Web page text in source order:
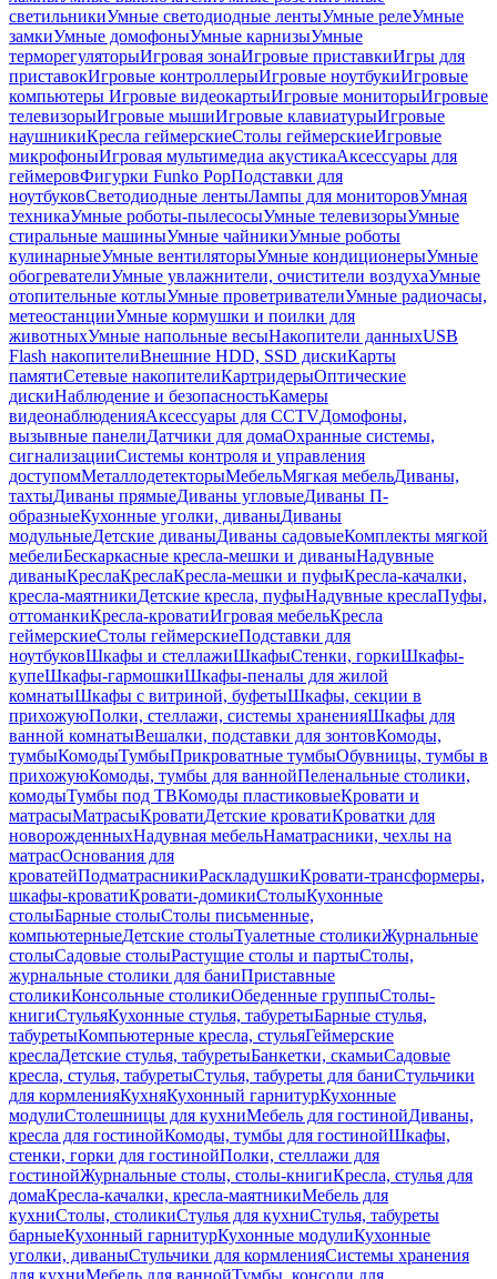
светильникиУмные светодиодные лентыУмные релеУмные
замкиУмные домофоныУмные карнизыУмные
терморегуляторыИгровая зонаИгровые приставкиИгры для
приставокИгровые контроллерыИгровые ноутбукиИгровые
компьютеры Игровые видеокартыИгровые мониторыИгровые
телевизорыИгровые мышиИгровые клавиатурыИгровые
наушникиКресла геймерскиеСтолы геймерскиеИгровые
микрофоныИгровая мультимедиа акустикаАксессуары для
геймеровФигурки Funko PopПодставки для
ноутбуковСветодиодные лентыЛампы для мониторовУмная
техникаУмные роботы-пылесосыУмные телевизорыУмные
стиральные машиныУмные чайникиУмные роботы
кулинарныеУмные вентиляторыУмные кондиционерыУмные
обогревателиУмные увлажнители, очистители воздухаУмные
отопительные котлыУмные проветривателиУмные радиочасы,
метеостанцииУмные кормушки и поилки для
животныхУмные напольные весыНакопители данныхUSB
Flash накопителиВнешние HDD, SSD дискиКарты
памятиСетевые накопителиКартридерыОптические
дискиНаблюдение и безопасностьКамеры
видеонаблюденияАксессуары для CCTVДомофоны,
вызывные панелиДатчики для домаОхранные системы,
сигнализацииСистемы контроля и управления
доступомМеталлодетекторыМебельМягкая мебельДиваны,
тахтыДиваны прямыеДиваны угловыеДиваны П-
образныеКухонные уголки, диваныДиваны
модульныеДетские диваныДиваны садовыеКомплекты мягкой
мебелиБескаркасные кресла-мешки и диваныНадувные
диваныКреслаКреслаКресла-мешки и пуфыКресла-качалки,
кресла-маятникиДетские кресла, пуфыНадувные креслаПуфы,
оттоманкиКресла-кроватиИгровая мебельКресла
геймерскиеСтолы геймерскиеПодставки для
ноутбуковШкафы и стеллажиШкафыСтенки, горкиШкафы-
купеШкафы-гармошкиШкафы-пеналы для жилой
комнатыШкафы с витриной, буфетыШкафы, секции в
прихожуюПолки, стеллажи, системы храненияШкафы для
ванной комнатыВешалки, подставки для зонтовКомоды,
тумбыКомодыТумбыПрикроватные тумбыОбувницы, тумбы в
прихожуюКомоды, тумбы для ваннойПеленальные столики,
комодыТумбы под ТВКомоды пластиковыеКровати и
матрасыМатрасыКроватиДетские кроватиКроватки для
новорожденныхНадувная мебельНаматрасники, чехлы на
матрасОснования для
кроватейПодматрасникиРаскладушкиКровати-трансформеры,
шкафы-кроватиКровати-домикиСтолыКухонные
столыБарные столыСтолы письменные,
компьютерныеДетские столыТуалетные столикиЖурнальные
столыСадовые столыРастущие столы и партыСтолы,
журнальные столики для баниПриставные
столикиКонсольные столикиОбеденные группыСтолы-
книгиСтульяКухонные стулья, табуретыБарные стулья,
табуретыКомпьютерные кресла, стульяГеймерские
креслаДетские стулья, табуретыБанкетки, скамьиСадовые
кресла, стулья, табуретыСтулья, табуреты для баниСтульчики
для кормленияКухняКухонный гарнитурКухонные
модулиСтолешницы для кухниМебель для гостинойДиваны,
кресла для гостинойКомоды, тумбы для гостинойШкафы,
стенки, горки для гостинойПолки, стеллажи для
гостинойЖурнальные столы, столы-книгиКресла, стулья для
домаКресла-качалки, кресла-маятникиМебель для
кухниСтолы, столикиСтулья для кухниСтулья, табуреты
барныеКухонный гарнитурКухонные модулиКухонные
уголки, диваныСтульчики для кормленияСистемы хранения
для кухниМебель для ваннойТумбы, консоли для